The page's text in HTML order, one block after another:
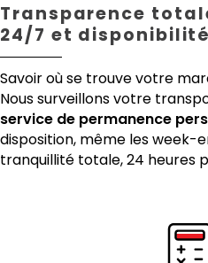
Transparence
24/7 et
Savoir où se trouve votre
Nous surveillons votre
service de permanence
disposition, même les week-
tranquillité totale, 24 heures